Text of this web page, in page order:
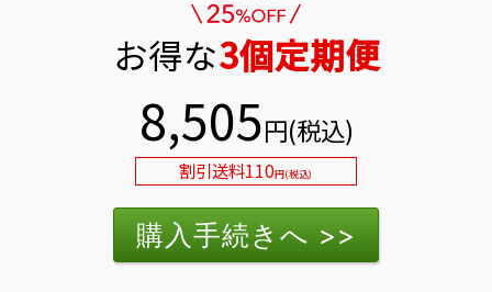
お得な3個定期便
8,505円(税込)
割引送料110円(税込)